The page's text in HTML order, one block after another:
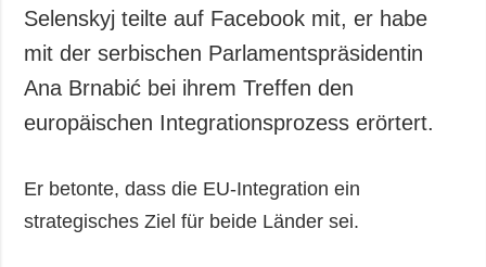
Selenskyj teilte auf Facebook mit, er habe
mit der serbischen Parlamentspräsidentin
Ana Brnabić bei ihrem Treffen den
europäischen Integrationsprozess erörtert.
Er betonte, dass die EU-Integration ein
strategisches Ziel für beide Länder sei.